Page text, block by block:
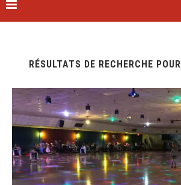
RÉSULTATS DE RECHERCHE POUR